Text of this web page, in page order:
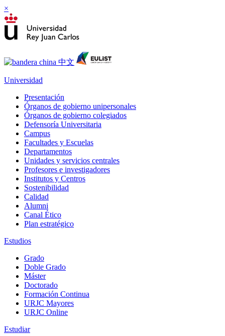
×
Universidad
Presentación
Órganos de gobierno unipersonales
Órganos de gobierno colegiados
Defensoría Universitaria
Campus
Facultades y Escuelas
Departamentos
Unidades y servicios centrales
Profesores e investigadores
Institutos y Centros
Sostenibilidad
Calidad
Alumni
Canal Ético
Plan estratégico
Estudios
Grado
Doble Grado
Máster
Doctorado
Formación Continua
URJC Mayores
URJC Online
Estudiar